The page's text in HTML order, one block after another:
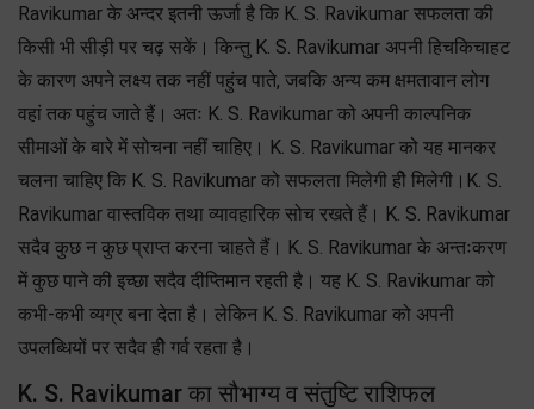
Ravikumar के अन्दर इतनी ऊर्जा है कि K. S. Ravikumar सफलता की
किसी भी सीड़ी पर चढ़ सकें। किन्तु K. S. Ravikumar अपनी हिचकिचाहट
के कारण अपने लक्ष्य तक नहीं पहुंच पाते, जबकि अन्य कम क्षमतावान लोग
वहां तक पहुंच जाते हैं। अतः K. S. Ravikumar को अपनी काल्पनिक
सीमाओं के बारे में सोचना नहीं चाहिए। K. S. Ravikumar को यह मानकर
चलना चाहिए कि K. S. Ravikumar को सफलता मिलेगी हीे मिलेगी।K. S.
Ravikumar वास्तविक तथा व्यावहारिक सोच रखते हैं। K. S. Ravikumar
सदैव कुछ न कुछ प्राप्त करना चाहते हैं। K. S. Ravikumar के अन्तःकरण
में कुछ पाने की इच्छा सदैव दीप्तिमान रहती है। यह K. S. Ravikumar को
कभी-कभी व्यग्र बना देता है। लेकिन K. S. Ravikumar को अपनी
उपलब्धियों पर सदैव हीे गर्व रहता है।
K. S. Ravikumar का सौभाग्य व संतुष्टि राशिफल